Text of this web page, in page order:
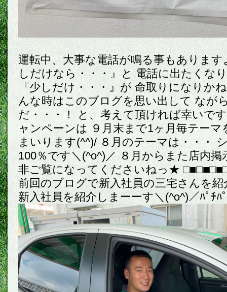
運転中、大事な電話が鳴る事もありま
しだけなら・・・』と 電話に出たくな
『少しだけ・・・』が 命取りになりか
んな時はこのブログを思い出して なが
だ・・・！ と、考えて頂ければ幸いで
ャンペーンは ９月末まで1ヶ月毎テー
まいります(^^)/ ８月のテーマは・・・
100％です＼(^o^)／ ８月からまた店内
非ご覧になってくださいねっ★
前回のブログで新入社員の三宅さんを
新入社員を紹介しまーーす＼(^o^)／ﾊﾟﾁﾊ